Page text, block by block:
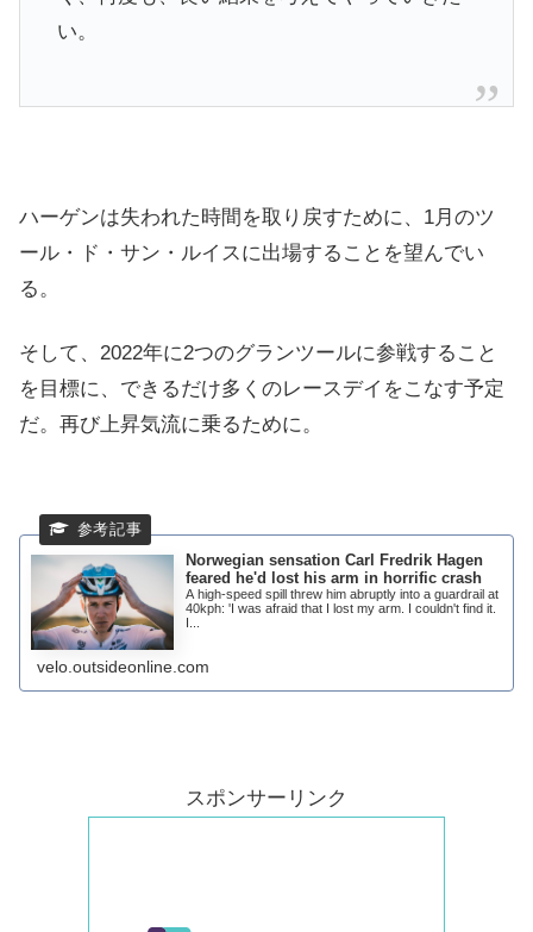
い。
ハーゲンは失われた時間を取り戻すために、1月のツ
ール・ド・サン・ルイスに出場することを望んでい
る。
そして、2022年に2つのグランツールに参戦すること
を目標に、できるだけ多くのレースデイをこなす予定
だ。再び上昇気流に乗るために。
Norwegian sensation Carl Fredrik Hagen
feared he'd lost his arm in horrific crash
A high-speed spill threw him abruptly into a guardrail at
40kph: 'I was afraid that I lost my arm. I couldn't find it.
I...
velo.outsideonline.com
スポンサーリンク